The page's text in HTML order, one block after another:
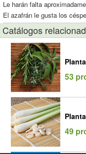
Le harán falta
El azafrán le gusta los
Catálogos
53
49